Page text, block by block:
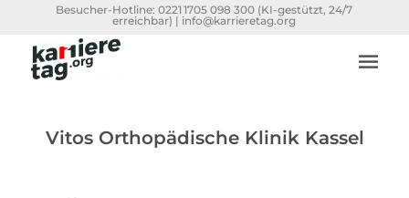
Besucher-Hotline:0221 1705 098 300 (KI-gestützt, 24/7
erreichbar) | info@karrieretag.org
Vitos Orthopädische Klinik Kassel